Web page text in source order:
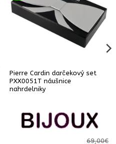
Pierre Cardin darčekový set
PXX0051T náušnice
nahrdelniky
69,00€